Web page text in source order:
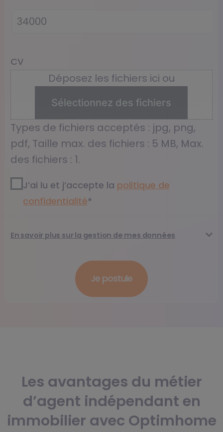
CV
Déposez les fichiers ici ou
Sélectionnez des fichiers
Types de fichiers acceptés : jpg, png,
pdf, Taille max. des fichiers : 5 MB, Max.
des fichiers : 1.
RGPD2 *
J’ai lu et j’accepte la politique de
confidentialité​*
En savoir plus sur la gestion de mes données
Les avantages du métier
d’agent indépendant en
immobilier avec Optimhome